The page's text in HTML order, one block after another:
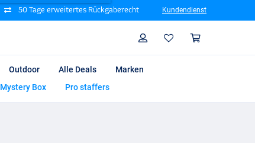
50 Tage erweitertes Rückgaberecht Kundendienst
Profil
Outdoor Alle Deals
Marken
Mystery Box Pro staffers